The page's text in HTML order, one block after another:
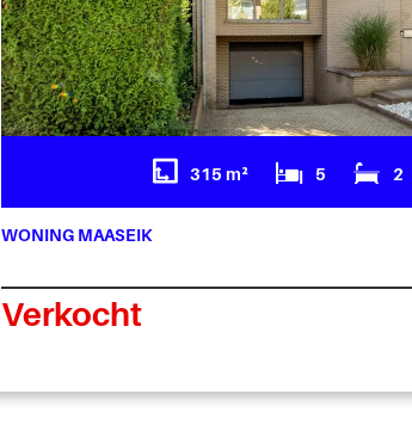
315 m² 5 2
WONING MAASEIK
Verkocht